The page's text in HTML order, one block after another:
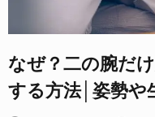
なぜ？二の腕だ
する方法│姿勢や